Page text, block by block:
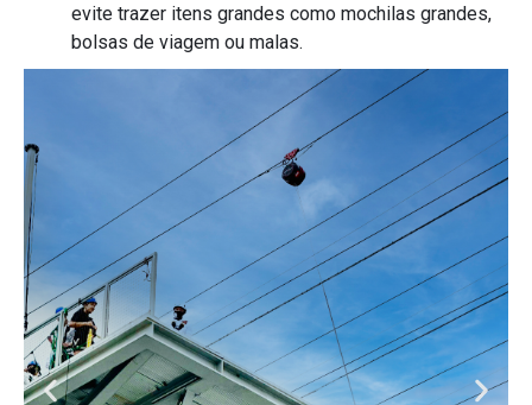
evite trazer itens grandes como mochilas grandes,
bolsas de viagem ou malas.